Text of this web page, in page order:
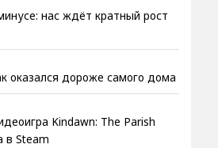
нас ждёт кратный рост
оказался дороже самого дома
Kindawn: The Parish
в Steam